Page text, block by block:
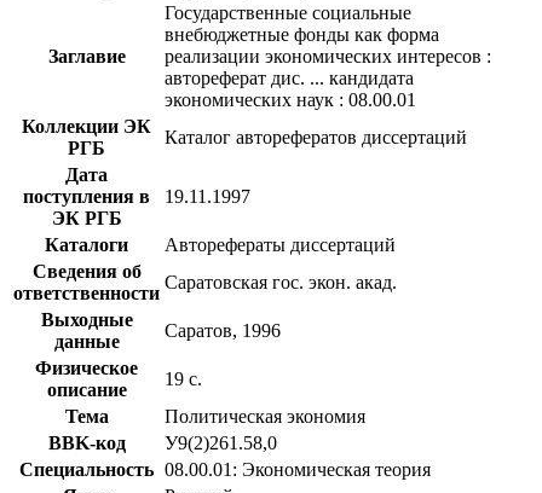
Заглавие
Государственные социальные
внебюджетные фонды как форма
реализации экономических интересов :
автореферат дис. ... кандидата
экономических наук : 08.00.01
Коллекции ЭК
РГБ
Каталог авторефератов диссертаций
Дата
поступления в
ЭК РГБ
19.11.1997
Каталоги
Авторефераты диссертаций
Сведения об
ответственности
Саратовская гос. экон. акад.
Выходные
данные
Саратов, 1996
Физическое
описание
19 с.
Тема
Политическая экономия
BBK-код
У9(2)261.58,0
Специальность 08.00.01: Экономическая теория